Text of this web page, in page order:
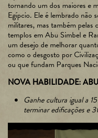
tornando um dos maiores e
Egípcio. Ele é lembrado não
militares, mas também pelas
templos em Abu Simbel e
um desejo de melhorar
como o desgosto por
ou que fundam Parques
NOVA HABILIDADE:
Ganhe cultura igual a
terminar edificações e